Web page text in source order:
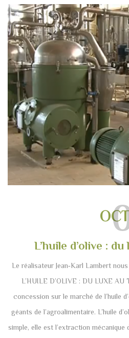
L’huile d’olive :
Le réalisateur Jean‐Karl Lambert
L’HUILE D’OLIVE : DU LUXE AU
concession sur le marché de l’huile
géants de l’agroalimentaire. L’huile
simple, elle est l’extraction mécanique